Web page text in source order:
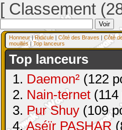
[ Classement
Honneur|Ridicule | Côté des Braves | Côté
mouillés| Top lanceurs
Top lanceurs
1. Daemon² (122
2. Nain-ternet
3. Pur Shuy (109
4.Aséïr PASHAR